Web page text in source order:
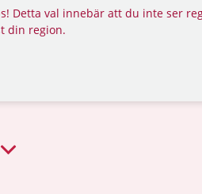
Detta val innebär att du inte ser
din region.